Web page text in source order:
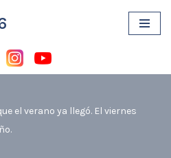
el verano ya llegó. El viernes